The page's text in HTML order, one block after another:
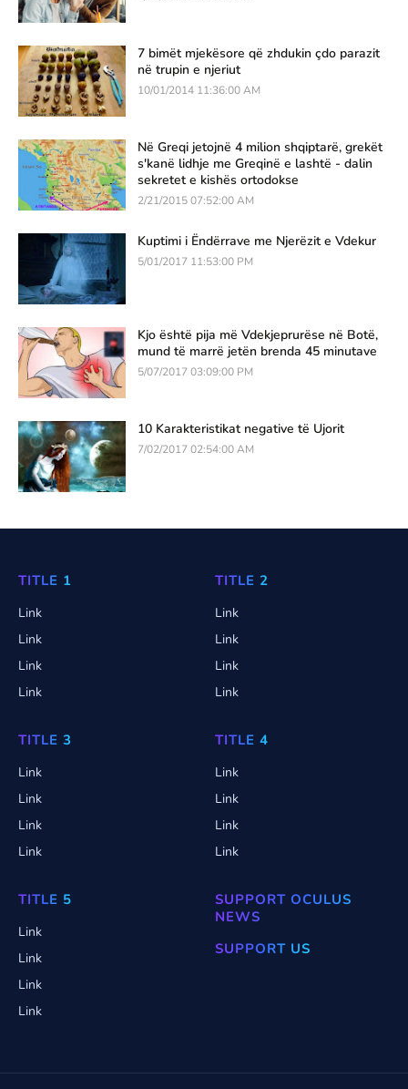
7 bimët mjekësore që zhdukin çdo parazit
në trupin e njeriut
10/01/2014 11:36:00 AM
Në Greqi jetojnë 4 milion shqiptarë, grekët
s'kanë lidhje me Greqinë e lashtë - dalin
sekretet e kishës ortodokse
2/21/2015 07:52:00 AM
Kuptimi i Ëndërrave me Njerëzit e Vdekur
5/01/2017 11:53:00 PM
Kjo është pija më Vdekjeprurëse në Botë,
mund të marrë jetën brenda 45 minutave
5/07/2017 03:09:00 PM
10 Karakteristikat negative të Ujorit
7/02/2017 02:54:00 AM
TITLE 1
Link
Link
Link
Link
TITLE 2
Link
Link
Link
Link
TITLE 3
Link
Link
Link
Link
TITLE 4
Link
Link
Link
Link
TITLE 5
Link
Link
Link
Link
SUPPORT OCULUS
NEWS
SUPPORT US